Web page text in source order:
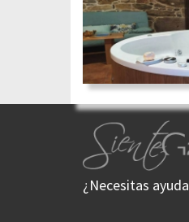
¿Necesitas